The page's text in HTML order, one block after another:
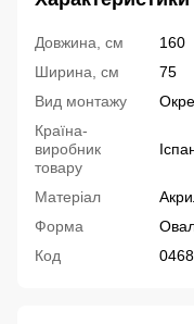
Довжина, см
160
Ширина, см
75
Вид монтажу
Країна-
виробник
товару
Матеріал
Форма
Код